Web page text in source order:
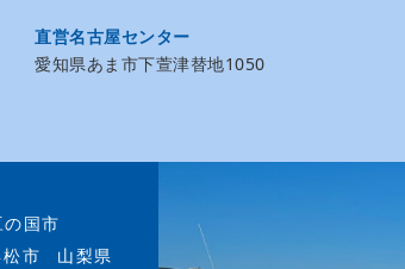
直営名古屋センター
愛知県あま市下萱津替地1050
国市
市 山梨県